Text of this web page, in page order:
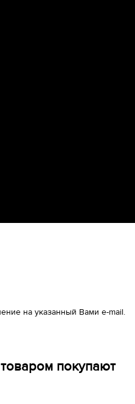
на указанный Вами e-mail.
покупают